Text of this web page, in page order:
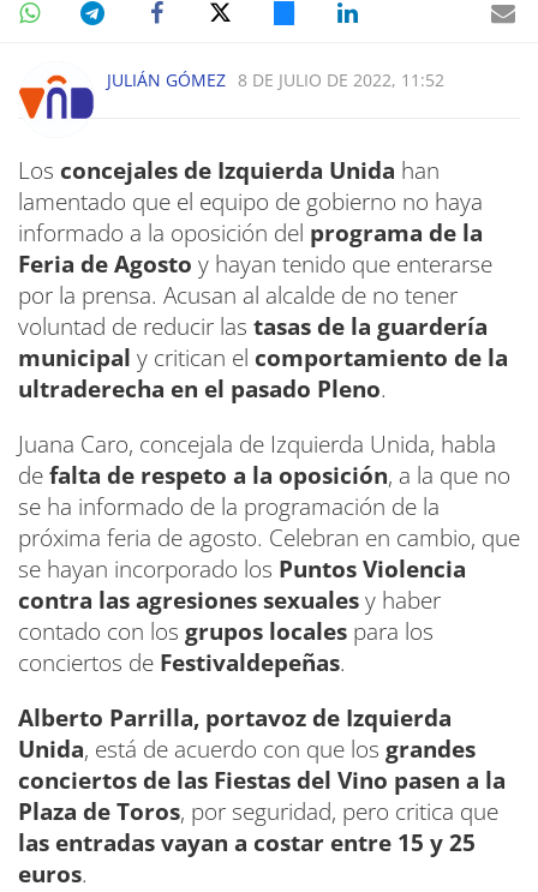
JULIÁN GÓMEZ 8 DE JULIO DE 2022, 11:52
Los concejales de Izquierda Unida han
lamentado que el equipo de gobierno no haya
informado a la oposición del programa de la
Feria de Agosto y hayan tenido que enterarse
por la prensa. Acusan al alcalde de no tener
voluntad de reducir las tasas de la guardería
municipal y critican el comportamiento de la
ultraderecha en el pasado Pleno.
Juana Caro, concejala de Izquierda Unida, habla
defalta de respeto a la oposición, a la que no
se ha informado de la programación de la
próxima feria de agosto. Celebran en cambio, que
se hayan incorporado los Puntos Violencia
contra las agresiones sexualesy haber
contado con los grupos locales para los
conciertos de Festivaldepeñas.
Alberto Parrilla, portavoz de Izquierda
Unida, está de acuerdo con que los grandes
conciertos de las Fiestas del Vino pasen a la
Plaza de Toros, por seguridad, pero critica que
las entradas vayan a costar entre 15 y 25
euros.